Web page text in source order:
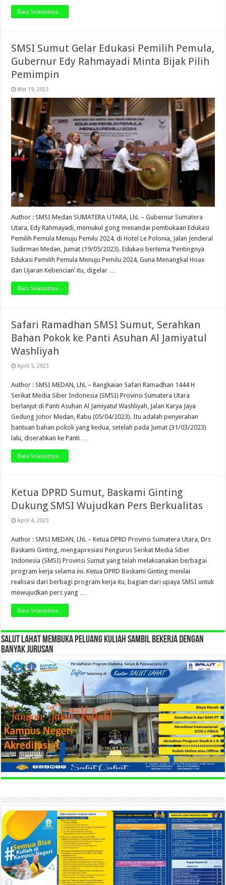
Baca Selanjutnya...
SMSI Sumut Gelar Edukasi Pemilih Pemula,
Gubernur Edy Rahmayadi Minta Bijak Pilih
Pemimpin
Mei 19, 2023
Author : SMSI Medan SUMATERA UTARA, LhL – Gubernur Sumatera
Utara, Edy Rahmayadi, memukul gong menandai pembukaan Edukasi
Pemilih Pemula Menuju Pemilu 2024, di Hotel Le Polonia, Jalan Jenderal
Sudirman Medan, Jumat (19/05/2023). Edukasi bertema ‘Pentingnya
Edukasi Pemilih Pemula Menuju Pemilu 2024, Guna Menangkal Hoax
dan Ujaran Kebencian’ itu, digelar …
Baca Selanjutnya...
Safari Ramadhan SMSI Sumut, Serahkan
Bahan Pokok ke Panti Asuhan Al Jamiyatul
Washliyah
April 5, 2023
Author : SMSI MEDAN, LhL – Rangkaian Safari Ramadhan 1444 H
Serikat Media Siber Indonesia (SMSI) Provinsi Sumatera Utara
berlanjut di Panti Asuhan Al Jamiyatul Washliyah, Jalan Karya Jaya
Gedung Johor Medan, Rabu (05/04/2023). Itu adalah penyerahan
bantuan bahan pokok yang kedua, setelah pada Jumat (31/03/2023)
lalu, diserahkan ke Panti …
Baca Selanjutnya...
Ketua DPRD Sumut, Baskami Ginting
Dukung SMSI Wujudkan Pers Berkualitas
April 4, 2023
Author : SMSI MEDAN, LhL – Ketua DPRD Provinsi Sumatera Utara, Drs
Baskami Ginting, mengapresiasi Pengurus Serikat Media Siber
Indonesia (SMSI) Provinsi Sumut yang telah melaksanakan berbagai
program kerja selama ini. Ketua DPRD Baskami Ginting menilai
realisasi dari berbagi program kerja itu, bagian dari upaya SMSI untuk
mewujudkan pers yang …
Baca Selanjutnya...
SALUT LAHAT MEMBUKA PELUANG KULIAH SAMBIL BEKERJA DENGAN
BANYAK JURUSAN